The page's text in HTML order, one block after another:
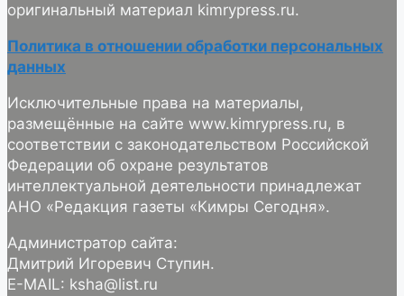
оригинальный материал kimrypress.ru.
Политика в отношении обработки персональных
данных
Исключительные права на материалы,
размещённые на сайте www.kimrypress.ru, в
соответствии с законодательством Российской
Федерации об охране результатов
интеллектуальной деятельности принадлежат
АНО «Редакция газеты «Кимры Сегодня».
Администратор сайта:
Дмитрий Игоревич Ступин.
E-MAIL: ksha@list.ru